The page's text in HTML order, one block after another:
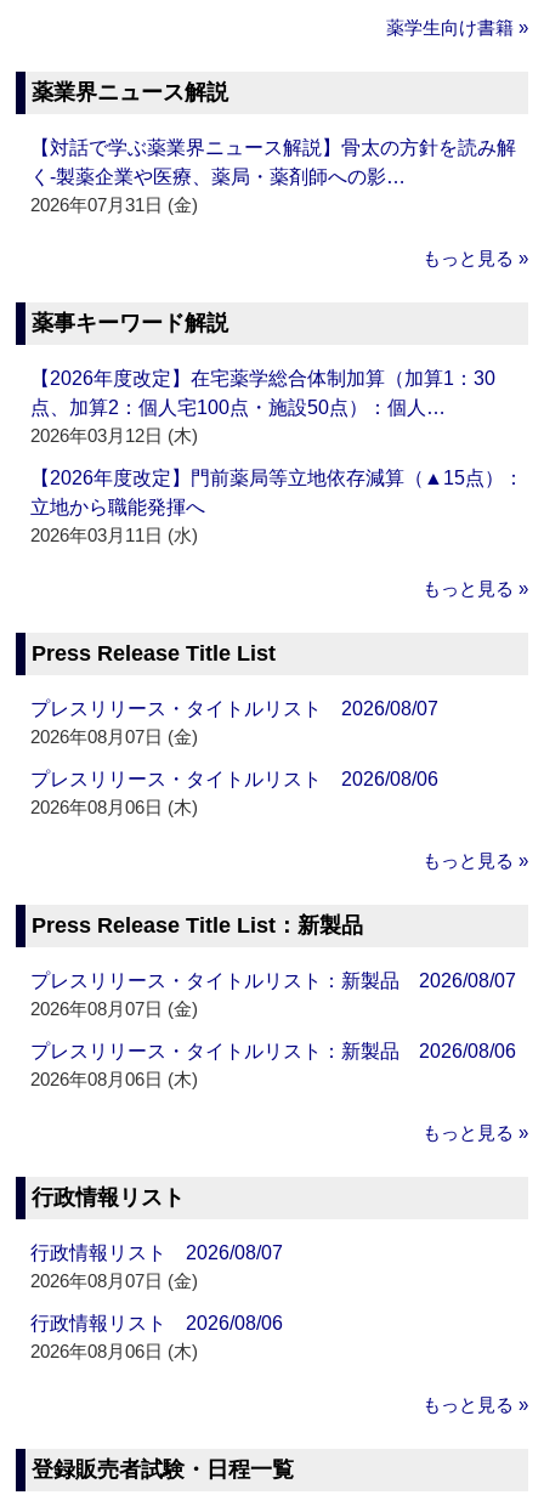
薬学生向け書籍 »
薬業界ニュース解説
【対話で学ぶ薬業界ニュース解説】骨太の方針を読み解
く‐製薬企業や医療、薬局・薬剤師への影…
2026年07月31日 (金)
もっと見る »
薬事キーワード解説
【2026年度改定】在宅薬学総合体制加算（加算1：30
点、加算2：個人宅100点・施設50点）：個人…
2026年03月12日 (木)
【2026年度改定】門前薬局等立地依存減算（▲15点）：
立地から職能発揮へ
2026年03月11日 (水)
もっと見る »
Press Release Title List
プレスリリース・タイトルリスト 2026/08/07
2026年08月07日 (金)
プレスリリース・タイトルリスト 2026/08/06
2026年08月06日 (木)
もっと見る »
Press Release Title List：新製品
プレスリリース・タイトルリスト：新製品 2026/08/07
2026年08月07日 (金)
プレスリリース・タイトルリスト：新製品 2026/08/06
2026年08月06日 (木)
もっと見る »
行政情報リスト
行政情報リスト 2026/08/07
2026年08月07日 (金)
行政情報リスト 2026/08/06
2026年08月06日 (木)
もっと見る »
登録販売者試験・日程一覧